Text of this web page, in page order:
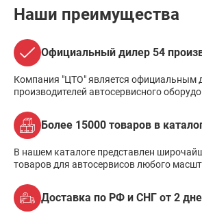
Наши преимущества
Официальный дилер 54
Компания "ЦТО" является официальным
производителей автосервисного
Более 15000 товаров в
В нашем каталоге представлен
товаров для автосервисов любого
Доставка по РФ и СНГ от 2